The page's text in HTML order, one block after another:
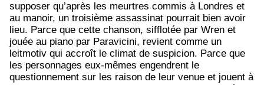
supposer qu’après les meurtres commis à Londres et
au manoir, un troisième assassinat pourrait bien avoir
lieu. Parce que cette chanson, sifflotée par Wren et
jouée au piano par Paravicini, revient comme un
leitmotiv qui accroît le climat de suspicion. Parce que
les personnages eux-mêmes engendrent le
questionnement sur les raison de leur venue et jouent à